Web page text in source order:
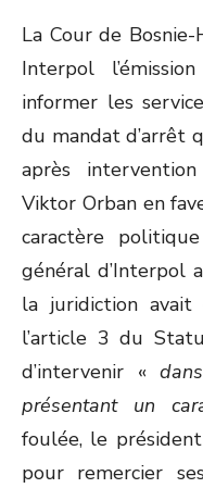
La Cour de
Interpol
informer les
du mandat d’arrêt
après
Viktor Orban en
caractère
général d’Interpol
la juridiction
l’article 3 du
d’intervenir «
présentant un
foulée, le
pour remercier